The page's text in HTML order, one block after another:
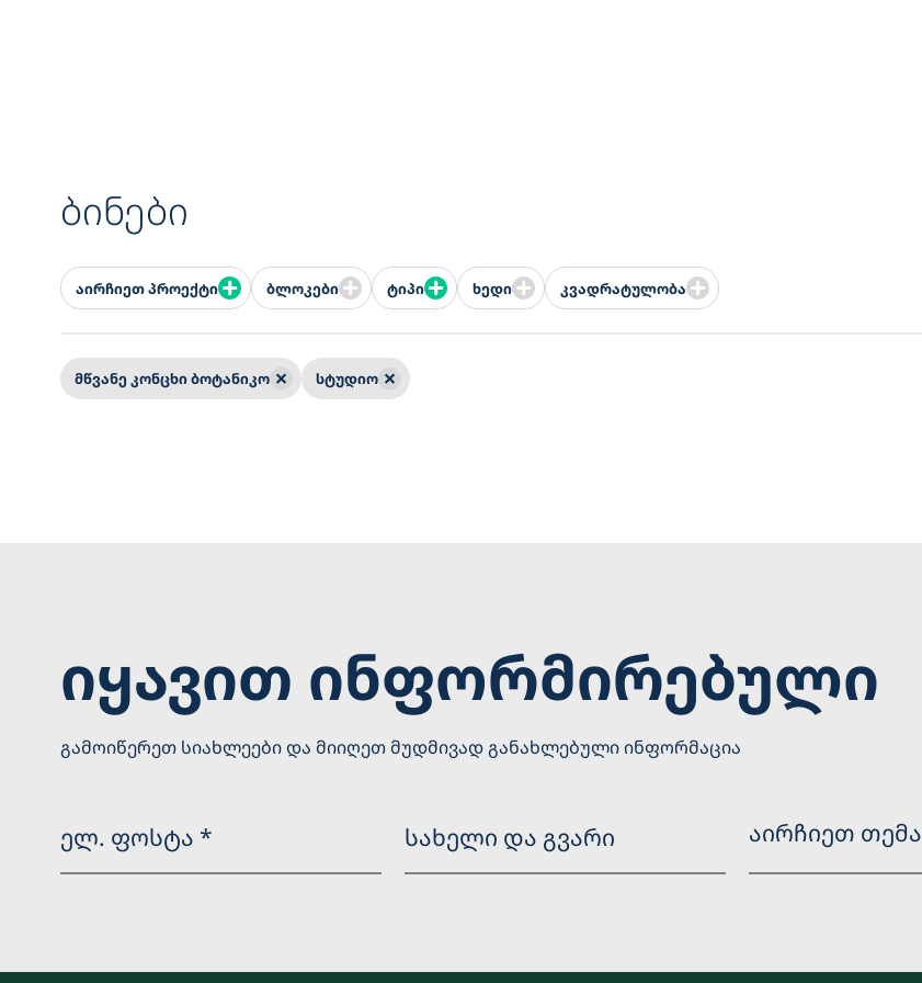
ბინები
აირჩიეთ პროექტი ბლოკები ტიპი ხედი კვადრატულობა
მწვანე კონცხი ბოტანიკო სტუდიო
იყავით ინფორმირებული
გამოიწერეთ სიახლეები და მიიღეთ მუდმივად განახლებული ინფორმაცია
აირჩიეთ თემა